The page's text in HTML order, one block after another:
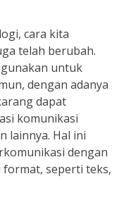
cara kita
telah berubah.
untuk
dengan adanya
dapat
komunikasi
lainnya. Hal ini
dengan
format, seperti teks,